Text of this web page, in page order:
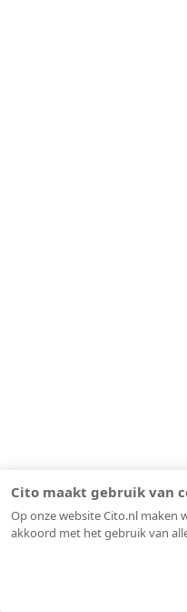
Cito maakt gebruik van
Op onze website Cito.nl maken
akkoord met het gebruik van